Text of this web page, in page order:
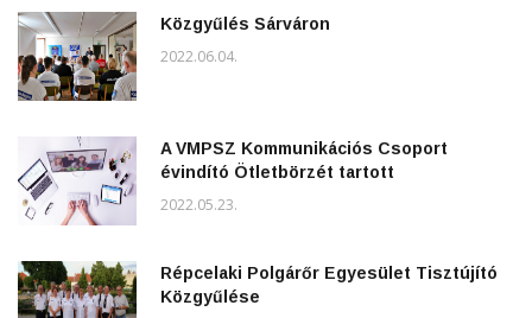
Közgyűlés Sárváron
2022.06.04.
A VMPSZ Kommunikációs Csoport
évindító Ötletbörzét tartott
2022.05.23.
Répcelaki Polgárőr Egyesület Tisztújító
Közgyűlése